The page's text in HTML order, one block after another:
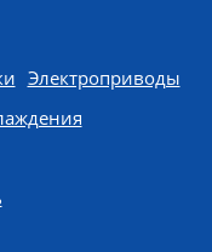
Электроприводы